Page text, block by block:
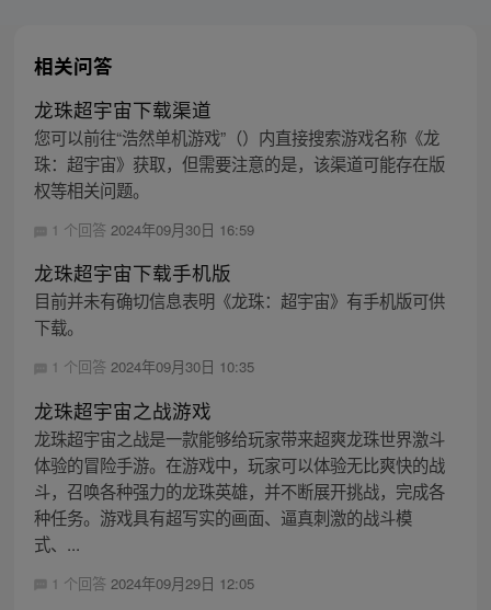
相关问答
龙珠超宇宙下载渠道
您可以前往“浩然单机游戏”（）内直接搜索游戏名称《龙
珠：超宇宙》获取，但需要注意的是，该渠道可能存在版
权等相关问题。
1 个回答 2024年09月30日 16:59
龙珠超宇宙下载手机版
目前并未有确切信息表明《龙珠：超宇宙》有手机版可供
下载。
1 个回答 2024年09月30日 10:35
龙珠超宇宙之战游戏
龙珠超宇宙之战是一款能够给玩家带来超爽龙珠世界激斗
体验的冒险手游。在游戏中，玩家可以体验无比爽快的战
斗，召唤各种强力的龙珠英雄，并不断展开挑战，完成各
种任务。游戏具有超写实的画面、逼真刺激的战斗模
式、...
1 个回答 2024年09月29日 12:05